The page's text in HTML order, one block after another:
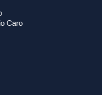
Caro